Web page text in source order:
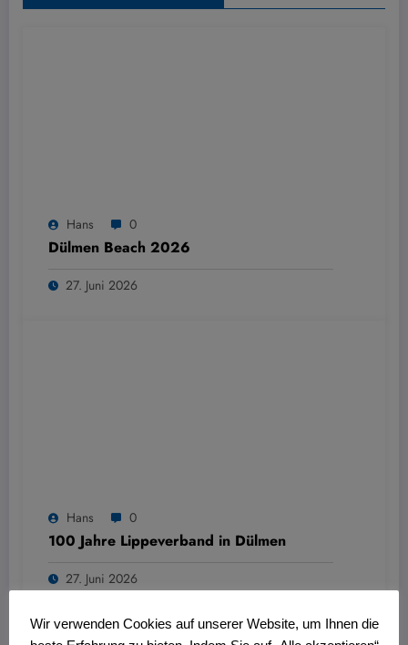
Hans 0
Dülmen Beach 2026
27. Juni 2026
Hans 0
100 Jahre Lippeverband in Dülmen
27. Juni 2026
Wir verwenden Cookies auf unserer Website, um Ihnen die